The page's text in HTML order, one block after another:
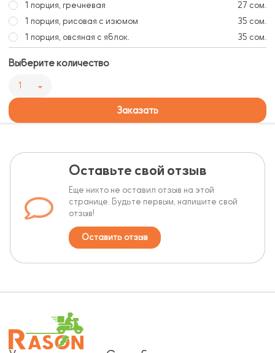
1 порция, гречневая
27 сом.
1 порция, рисовая с изюмом
35 сом.
1 порция, овсяная с яблок.
35 сом.
Выберите количество
1
Заказать
Оставьте свой отзыв
Еще никто не оставил отзыв на этой
странице. Будьте первым, напишите свой
отзыв!
Оставить отзыв